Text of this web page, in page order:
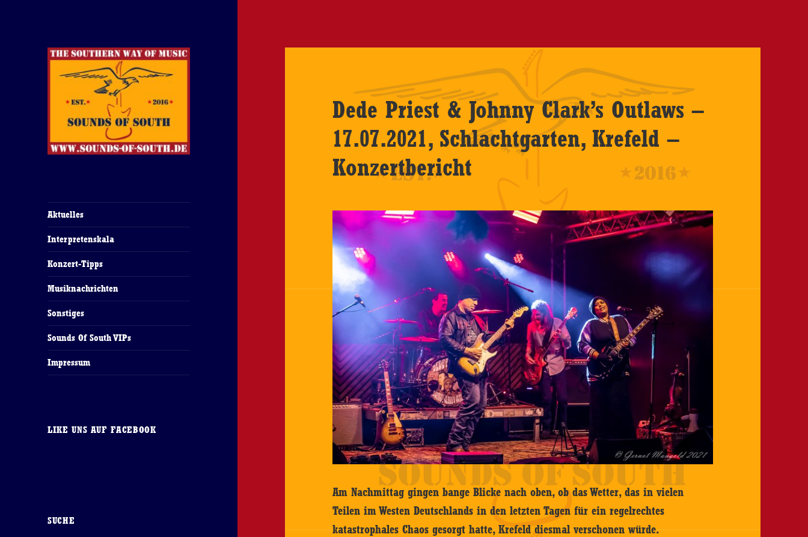
Aktuelles
Interpretenskala
Konzert-Tipps
Musiknachrichten
Sonstiges
Sounds Of South VIPs
Impressum
LIKE UNS AUF FACEBOOK
SUCHE
Dede Priest & Johnny Clark’s Outlaws –
17.07.2021, Schlachtgarten, Krefeld –
Konzertbericht
Am Nachmittag gingen bange Blicke nach oben, ob das Wetter, das in vielen
Teilen im Westen Deutschlands in den letzten Tagen für ein regelrechtes
katastrophales Chaos gesorgt hatte, Krefeld diesmal verschonen würde.